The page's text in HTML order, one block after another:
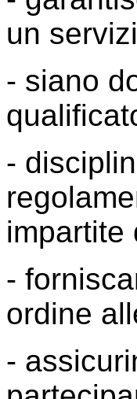
un
- siano
-
impartite
-
ordine
-